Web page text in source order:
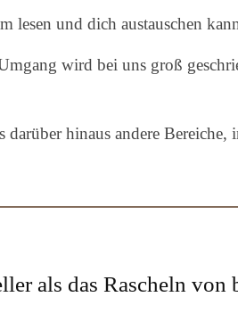
lesen und dich austauschen
wird bei uns groß
hinaus andere
als das Rascheln von